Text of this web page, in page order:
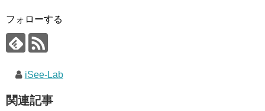
フォローする
iSee-Lab
関連記事